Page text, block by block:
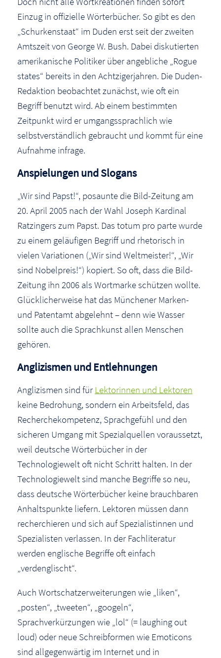
Einzug in offizielle Wörterbücher. So gibt es den
„Schurkenstaat“ im Duden erst seit der zweiten
Amtszeit von George W. Bush. Dabei diskutierten
amerikanische Politiker über angebliche „Rogue
states“ bereits in den Achtzigerjahren. Die Duden-
Redaktion beobachtet zunächst, wie oft ein
Begriff benutzt wird. Ab einem bestimmten
Zeitpunkt wird er umgangssprachlich wie
selbstverständlich gebraucht und kommt für eine
Aufnahme infrage.
Anspielungen und Slogans
„Wir sind Papst!“, posaunte die Bild-Zeitung am
20. April 2005 nach der Wahl Joseph Kardinal
Ratzingers zum Papst. Das totum pro parte wurde
zu einem geläufigen Begriff und rhetorisch in
vielen Variationen („Wir sind Weltmeister!“, „Wir
sind Nobelpreis!“) kopiert. So oft, dass die Bild-
Zeitung ihn 2006 als Wortmarke schützen wollte.
Glücklicherweise hat das Münchener Marken-
und Patentamt abgelehnt – denn wie Wasser
sollte auch die Sprachkunst allen Menschen
gehören.
Anglizismen und Entlehnungen
Anglizismen sind für Lektorinnen und Lektoren
keine Bedrohung, sondern ein Arbeitsfeld, das
Recherchekompetenz, Sprachgefühl und den
sicheren Umgang mit Spezialquellen voraussetzt,
weil deutsche Wörterbücher in der
Technologiewelt oft nicht Schritt halten. In der
Technologiewelt sind manche Begriffe so neu,
dass deutsche Wörterbücher keine brauchbaren
Anhaltspunkte liefern. Lektoren müssen dann
recherchieren und sich auf Spezialistinnen und
Spezialisten verlassen. In der Fachliteratur
werden englische Begriffe oft einfach
„verdenglischt“.
Auch Wortschatzerweiterungen wie „liken“,
„posten“, „tweeten“, „googeln“,
Sprachverkürzungen wie „lol“ (= laughing out
loud) oder neue Schreibformen wie Emoticons
sind allgegenwärtig im Internet und in